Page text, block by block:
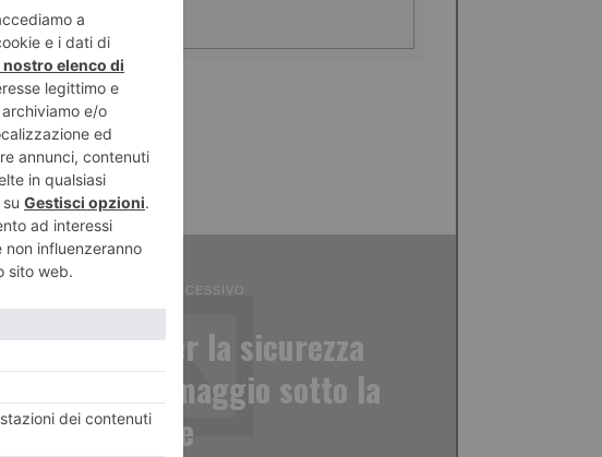
ARTICOLO SUCCESSIVO
il “Tour per la sicurezza
Il 14 maggio sotto la
Mole